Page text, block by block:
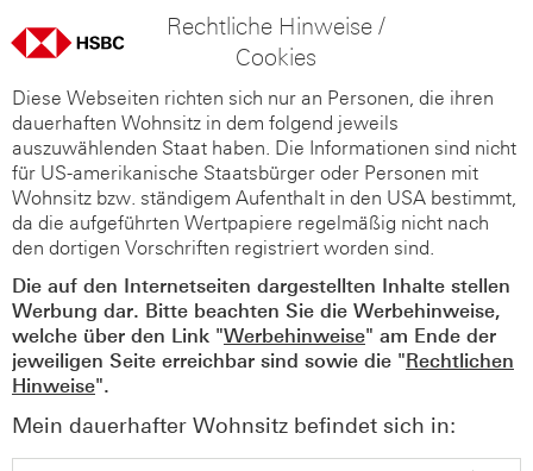
Rechtliche Hinweise /
Cookies
Diese Webseiten richten sich nur an Personen, die ihren
dauerhaften Wohnsitz in dem folgend jeweils
auszuwählenden Staat haben. Die Informationen sind nicht
für US-amerikanische Staatsbürger oder Personen mit
Wohnsitz bzw. ständigem Aufenthalt in den USA bestimmt,
da die aufgeführten Wertpapiere regelmäßig nicht nach
den dortigen Vorschriften registriert worden sind.
Die auf den Internetseiten dargestellten Inhalte stellen
Werbung dar. Bitte beachten Sie die Werbehinweise,
welche über den Link "Werbehinweise" am Ende der
jeweiligen Seite erreichbar sind sowie die "Rechtlichen
Hinweise".
Mein dauerhafter Wohnsitz befindet sich in: